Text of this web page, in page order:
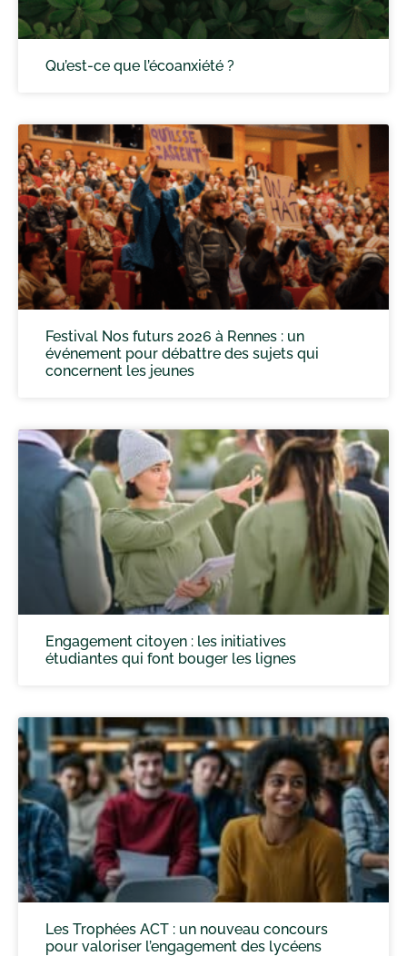
Qu’est-ce que l’écoanxiété ?
Festival Nos futurs 2026 à Rennes : un
événement pour débattre des sujets qui
concernent les jeunes
Engagement citoyen : les initiatives
étudiantes qui font bouger les lignes
Les Trophées ACT : un nouveau concours
pour valoriser l’engagement des lycéens